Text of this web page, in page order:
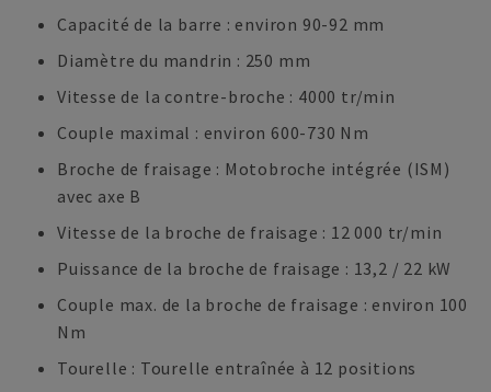
Capacité de la barre : environ 90-92 mm
Diamètre du mandrin : 250 mm
Vitesse de la contre-broche : 4000 tr/min
Couple maximal : environ 600-730 Nm
Broche de fraisage : Motobroche intégrée (ISM)
avec axe B
Vitesse de la broche de fraisage : 12 000 tr/min
Puissance de la broche de fraisage : 13,2 / 22 kW
Couple max. de la broche de fraisage : environ 100
Nm
Tourelle : Tourelle entraînée à 12 positions